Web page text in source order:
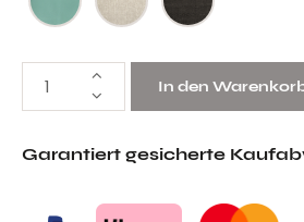
In den
Garantiert gesicherte